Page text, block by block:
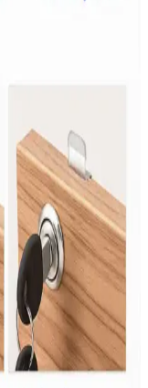
özellikleriyle
olumsuz hava
Renkli ve Tatlı
popüler olan
sevilen bu şeker,
çıkar.
Güvenli ve
ve hijyen kazanmasına
tuvalet eğitiminde
Emzik Zinciri